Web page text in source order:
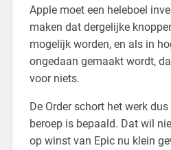
Apple moet een heleboel
maken dat dergelijke
mogelijk worden, en als in
ongedaan gemaakt wordt,
voor niets.
De Order schort het werk
beroep is bepaald. Dat wil
op winst van Epic nu klein